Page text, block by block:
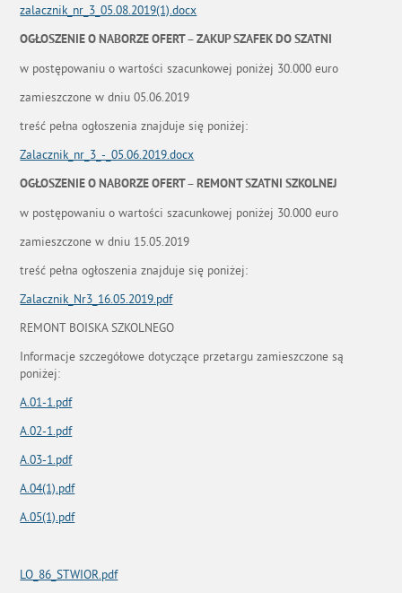
zalacznik_nr_3_05.08.2019(1).docx
OGŁOSZENIE O NABORZE OFERT – ZAKUP SZAFEK DO SZATNI
w postępowaniu o wartości szacunkowej poniżej 30.000 euro
zamieszczone w dniu 05.06.2019
treść pełna ogłoszenia znajduje się poniżej:
Zalacznik_nr_3_-_05.06.2019.docx
OGŁOSZENIE O NABORZE OFERT – REMONT SZATNI SZKOLNEJ
w postępowaniu o wartości szacunkowej poniżej 30.000 euro
zamieszczone w dniu 15.05.2019
treść pełna ogłoszenia znajduje się poniżej:
Zalacznik_Nr3_16.05.2019.pdf
REMONT BOISKA SZKOLNEGO
Informacje szczegółowe dotyczące przetargu zamieszczone są
poniżej:
A.01-1.pdf
A.02-1.pdf
A.03-1.pdf
A.04(1).pdf
A.05(1).pdf
LO_86_STWIOR.pdf